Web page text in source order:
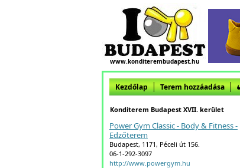
www.konditerembudapest.hu
Kezdőlap Terem hozzáadása
Konditerem Budapest XVII. kerület
Power Gym Classic - Body & Fitness -
Edzőterem
Budapest, 1171, Péceli út 156.
06-1-292-3097
http://www.powergym.hu